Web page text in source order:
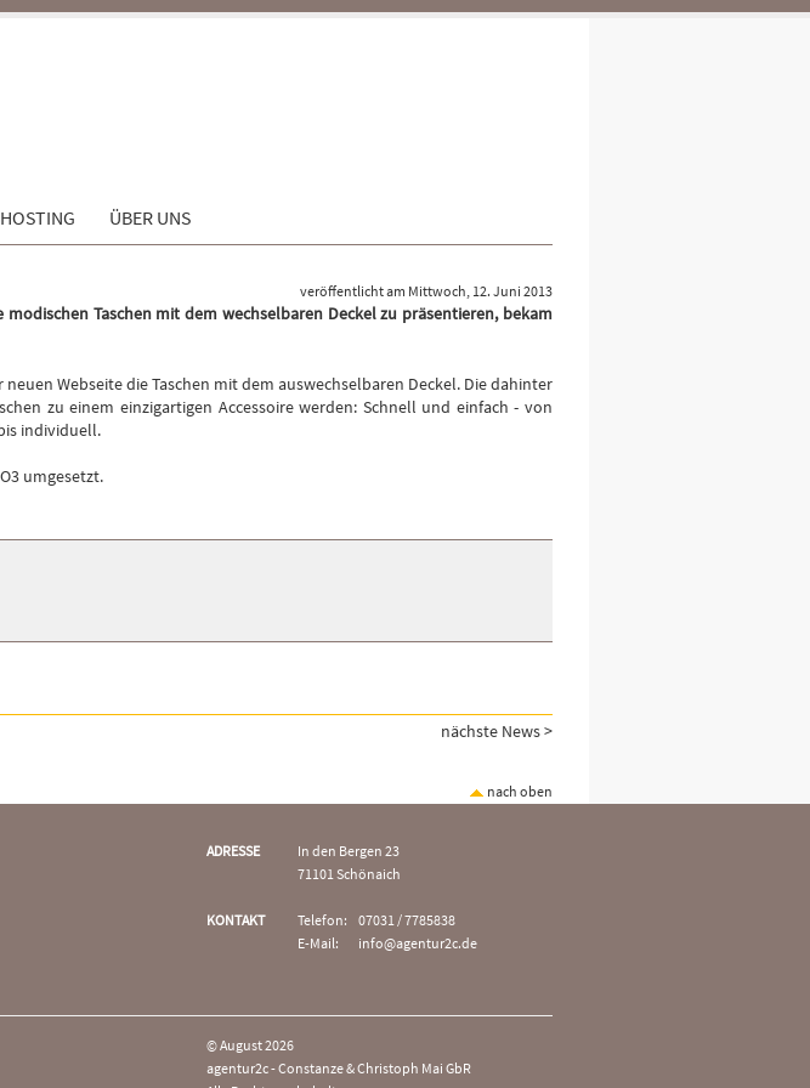
ÜBER UNS
veröffentlicht am Mittwoch, 12. Juni 2013
Taschen mit dem wechselbaren Deckel zu präsentieren, bekam
neuen Webseite die Taschen mit dem auswechselbaren Deckel. Die dahinter
zu einem einzigartigen Accessoire werden: Schnell und einfach - von
individuell.
umgesetzt.
nächste News >
nach oben
ADRESSE
In den Bergen 23
71101 Schönaich
KONTAKT Telefon:
07031 / 7785838
E-Mail:
info@agentur2c.de
© August 2026
agentur2c - Constanze & Christoph Mai GbR